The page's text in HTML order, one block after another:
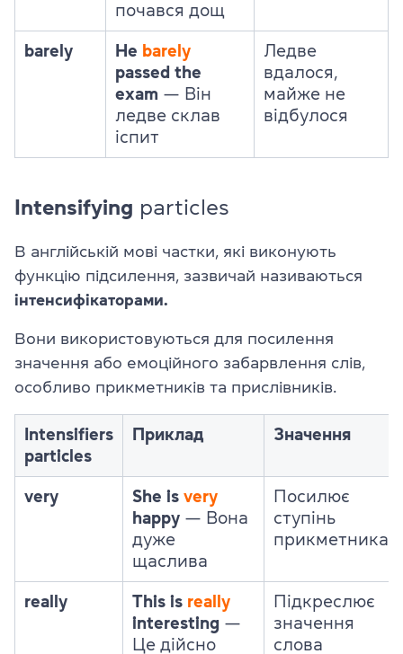
почався дощ
barely He barely
passed the
exam — Він
ледве склав
іспит
Ледве
вдалося,
майже не
відбулося
Intensifying particles
В англійській мові частки, які виконують
функцію підсилення, зазвичай називаються
інтенсифікаторами.
Вони використовуються для посилення
значення або емоційного забарвлення слів,
особливо прикметників та прислівників.
Intensifiers
particles
Приклад Значення
very She is very
happy — Вона
дуже
щаслива
Посилює
ступінь
прикметника
really This is really
interesting —
Це дійсно
Підкреслює
значення
слова